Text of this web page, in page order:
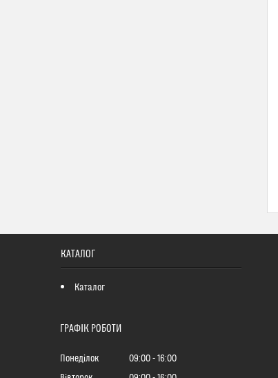
КАТАЛОГ
Каталог
ГРАФІК РОБОТИ
Понеділок 09:00
16:00